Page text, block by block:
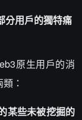
分用戶的獨特痛
原生用戶的消
：
某些未被挖掘的